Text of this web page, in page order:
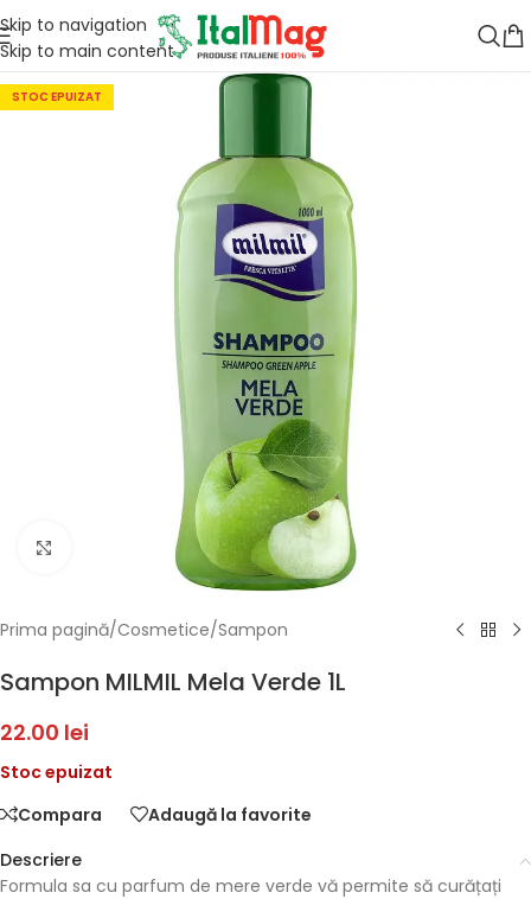
Skip to navigation
Skip to main content
STOC EPUIZAT
Faceți click pentru a mări
Prima pagină/Cosmetice/Sampon
Sampon MILMIL Mela Verde 1L
22.00 lei
Stoc epuizat
Compara
Adaugă la favorite
Descriere
Formula sa cu parfum de mere verde vă permite să curățați